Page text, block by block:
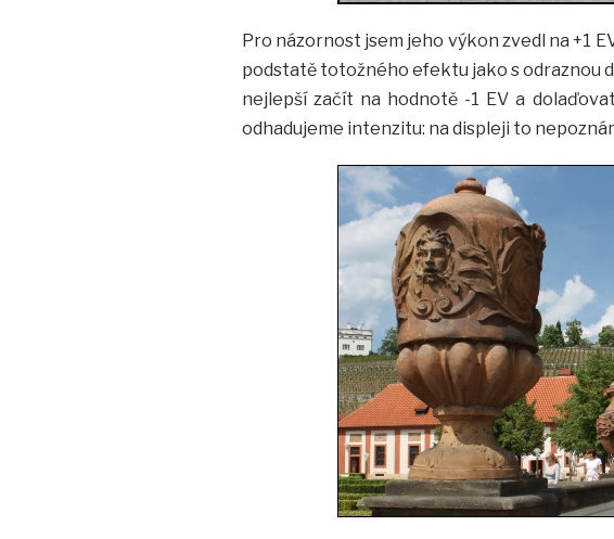
Pro názornost jsem jeho výkon zvedl na +1
podstatě totožného efektu jako s odraznou
nejlepší začít na hodnotě -1 EV a
odhadujeme intenzitu: na displeji to